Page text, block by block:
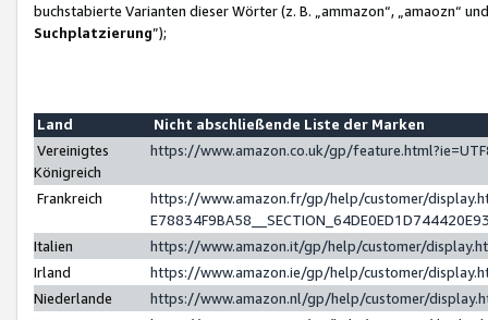
buchstabierte Varianten dieser Wörter (z. B. „ammazon“, „amaozn“
Suchplatzierung”);
Land
Nicht abschließende Liste der Marken
Vereinigtes
Königreich
https://www.amazon.co.uk/gp/
Frankreich
https://www.amazon.fr/gp/help/customer/
Italien
https://www.amazon.it/gp/help/customer/
Irland
https://www.amazon.ie/gp/help/customer/
Niederlande
https://www.amazon.nl/gp/help/customer/